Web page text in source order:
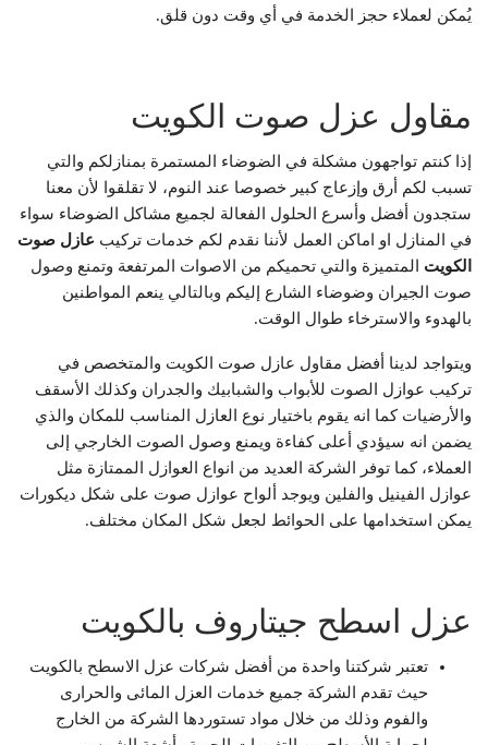
يُمكن لعملاء حجز الخدمة في أي وقت دون قلق.
مقاول عزل صوت الكويت
إذا كنتم تواجهون مشكلة في الضوضاء المستمرة بمنازلكم والتي
تسبب لكم أرق وإزعاج كبير خصوصا عند النوم، لا تقلقوا لأن معنا
ستجدون أفضل وأسرع الحلول الفعالة لجميع مشاكل الضوضاء سواء
في المنازل او اماكن العمل لأننا نقدم لكم خدمات تركيب عازل صوت
الكويت المتميزة والتي تحميكم من الاصوات المرتفعة وتمنع وصول
صوت الجيران وضوضاء الشارع إليكم وبالتالي ينعم المواطنين
بالهدوء والاسترخاء طوال الوقت.
ويتواجد لدينا أفضل مقاول عازل صوت الكويت والمتخصص في
تركيب عوازل الصوت للأبواب والشبابيك والجدران وكذلك الأسقف
والأرضيات كما انه يقوم باختيار نوع العازل المناسب للمكان والذي
يضمن انه سيؤدي أعلى كفاءة ويمنع وصول الصوت الخارجي إلى
العملاء، كما توفر الشركة العديد من انواع العوازل الممتازة مثل
عوازل الفينيل والفلين ويوجد ألواح عوازل صوت على شكل ديكورات
يمكن استخدامها على الحوائط لجعل شكل المكان مختلف.
عزل اسطح جيتاروف بالكويت
تعتبر شركتنا واحدة من أفضل شركات عزل الاسطح بالكويت
حيث تقدم الشركة جميع خدمات العزل المائى والحرارى
والفوم وذلك من خلال مواد تستوردها الشركة من الخارج